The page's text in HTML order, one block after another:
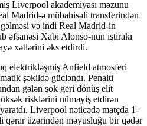
Liverpool akademiyası məzunu
Madrid-ə mübahisəli transferindən
və indi Real Madrid-in
əfsanəsi Xabi Alonso-nun iştirakı
xətlərini əks etdirdi.
elektrikləşmiş Anfield atmosferi
şəkildə gücləndı. Penalti
gələn şok geri dönüş elit
risklərini nümayiş etdirən
Liverpool nəticədə matçda 1-
qərar üzərindən məyusluğu bir qədər